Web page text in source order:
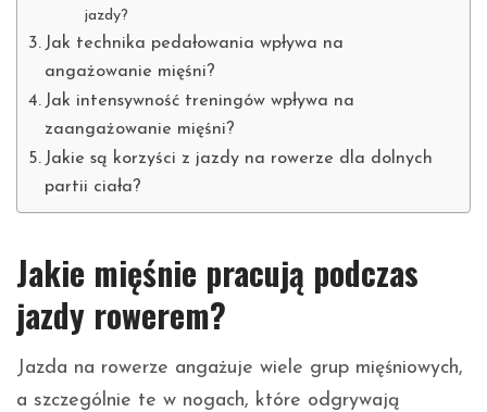
jazdy?
Jak technika pedałowania wpływa na
angażowanie mięśni?
Jak intensywność treningów wpływa na
zaangażowanie mięśni?
Jakie są korzyści z jazdy na rowerze dla dolnych
partii ciała?
Jakie mięśnie pracują podczas
jazdy rowerem?
Jazda na rowerze angażuje wiele grup mięśniowych,
a szczególnie te w nogach, które odgrywają